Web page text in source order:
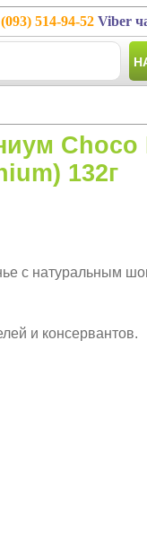
(093) 514-94-52 Viber
132г
с натуральным
и консервантов.